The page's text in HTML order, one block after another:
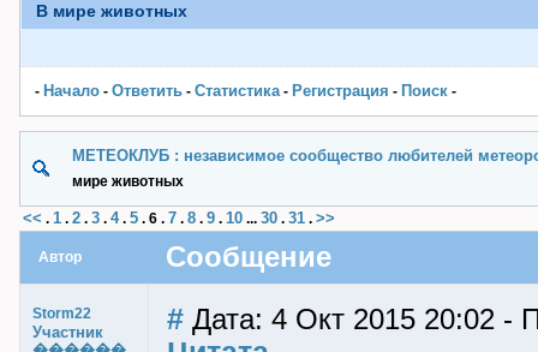
В мире животных
- Начало - Ответить - Статистика- Pегистрация - Поиск -
МЕТЕОКЛУБ : независимое сообщество любителей
мире животных
<< . 1 . 2 . 3 . 4. 5 . 6 . 7 . 8 . 9 . 10 ... 30 . 31 . >>
Автор Сообщение
Storm22
Участник
# Дата: 4 Окт 2015 20:02 -